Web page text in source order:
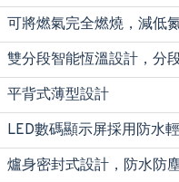
可將燃氣完全燃燒，減低
雙分段智能恆溫設計，分
平背式薄型設計
LED數碼顯示屏採用防水
爐身密封式設計，防水防